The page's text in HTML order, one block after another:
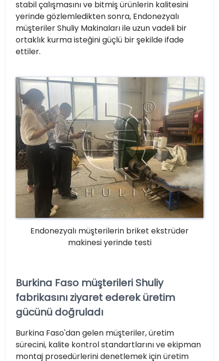
stabil çalışmasını ve bitmiş ürünlerin kalitesini
yerinde gözlemledikten sonra, Endonezyalı
müşteriler Shuliy Makinaları ile uzun vadeli bir
ortaklık kurma isteğini güçlü bir şekilde ifade
ettiler.
Endonezyalı müşterilerin briket ekstrüder
makinesi yerinde testi
Burkina Faso müşterileri Shuliy
fabrikasını ziyaret ederek üretim
gücünü doğruladı
Burkina Faso'dan gelen müşteriler, üretim
sürecini, kalite kontrol standartlarını ve ekipman
montaj prosedürlerini denetlemek için üretim